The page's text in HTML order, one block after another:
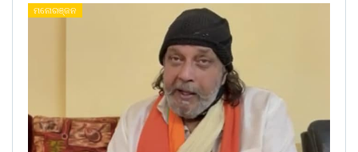
ମନୋରଞ୍ଜନ